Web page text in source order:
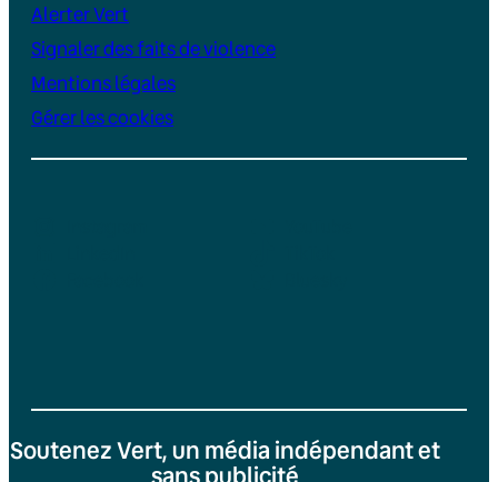
Alerter Vert
Signaler des faits de violence
Mentions légales
Gérer les cookies
Soutenez Vert, un média indépendant et